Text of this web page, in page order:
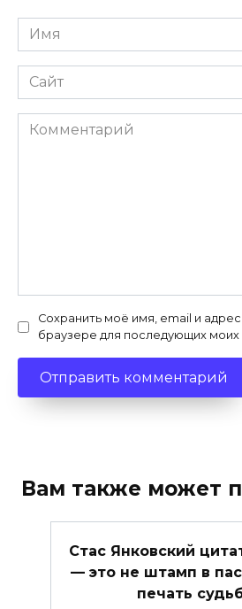
Имя
*
Сайт
Комментарий
Сохранить моё имя, email и
браузере для последующих
Вам также может
Стас Янковский
— это не штамп в
печать